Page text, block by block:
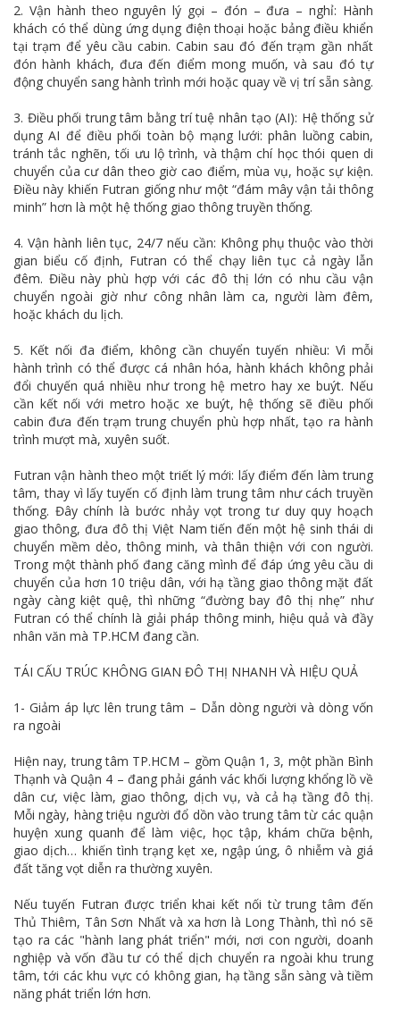
2. Vận hành theo nguyên lý gọi – đón – đưa – nghỉ: Hành
khách có thể dùng ứng dụng điện thoại hoặc bảng điều khiển
tại trạm để yêu cầu cabin. Cabin sau đó đến trạm gần nhất
đón hành khách, đưa đến điểm mong muốn, và sau đó tự
động chuyển sang hành trình mới hoặc quay về vị trí sẵn sàng.
3. Điều phối trung tâm bằng trí tuệ nhân tạo (AI): Hệ thống sử
dụng AI để điều phối toàn bộ mạng lưới: phân luồng cabin,
tránh tắc nghẽn, tối ưu lộ trình, và thậm chí học thói quen di
chuyển của cư dân theo giờ cao điểm, mùa vụ, hoặc sự kiện.
Điều này khiến Futran giống như một “đám mây vận tải thông
minh” hơn là một hệ thống giao thông truyền thống.
4. Vận hành liên tục, 24/7 nếu cần: Không phụ thuộc vào thời
gian biểu cố định, Futran có thể chạy liên tục cả ngày lẫn
đêm. Điều này phù hợp với các đô thị lớn có nhu cầu vận
chuyển ngoài giờ như công nhân làm ca, người làm đêm,
hoặc khách du lịch.
5. Kết nối đa điểm, không cần chuyển tuyến nhiều: Vì mỗi
hành trình có thể được cá nhân hóa, hành khách không phải
đổi chuyến quá nhiều như trong hệ metro hay xe buýt. Nếu
cần kết nối với metro hoặc xe buýt, hệ thống sẽ điều phối
cabin đưa đến trạm trung chuyển phù hợp nhất, tạo ra hành
trình mượt mà, xuyên suốt.
Futran vận hành theo một triết lý mới: lấy điểm đến làm trung
tâm, thay vì lấy tuyến cố định làm trung tâm như cách truyền
thống. Đây chính là bước nhảy vọt trong tư duy quy hoạch
giao thông, đưa đô thị Việt Nam tiến đến một hệ sinh thái di
chuyển mềm dẻo, thông minh, và thân thiện với con người.
Trong một thành phố đang căng mình để đáp ứng yêu cầu di
chuyển của hơn 10 triệu dân, với hạ tầng giao thông mặt đất
ngày càng kiệt quệ, thì những “đường bay đô thị nhẹ” như
Futran có thể chính là giải pháp thông minh, hiệu quả và đầy
nhân văn mà TP.HCM đang cần.
TÁI CẤU TRÚC KHÔNG GIAN ĐÔ THỊ NHANH VÀ HIỆU QUẢ
1- Giảm áp lực lên trung tâm – Dẫn dòng người và dòng vốn
ra ngoài
Hiện nay, trung tâm TP.HCM – gồm Quận 1, 3, một phần Bình
Thạnh và Quận 4 – đang phải gánh vác khối lượng khổng lồ về
dân cư, việc làm, giao thông, dịch vụ, và cả hạ tầng đô thị.
Mỗi ngày, hàng triệu người đổ dồn vào trung tâm từ các quận
huyện xung quanh để làm việc, học tập, khám chữa bệnh,
giao dịch… khiến tình trạng kẹt xe, ngập úng, ô nhiễm và giá
đất tăng vọt diễn ra thường xuyên.
Nếu tuyến Futran được triển khai kết nối từ trung tâm đến
Thủ Thiêm, Tân Sơn Nhất và xa hơn là Long Thành, thì nó sẽ
tạo ra các "hành lang phát triển" mới, nơi con người, doanh
nghiệp và vốn đầu tư có thể dịch chuyển ra ngoài khu trung
tâm, tới các khu vực có không gian, hạ tầng sẵn sàng và tiềm
năng phát triển lớn hơn.